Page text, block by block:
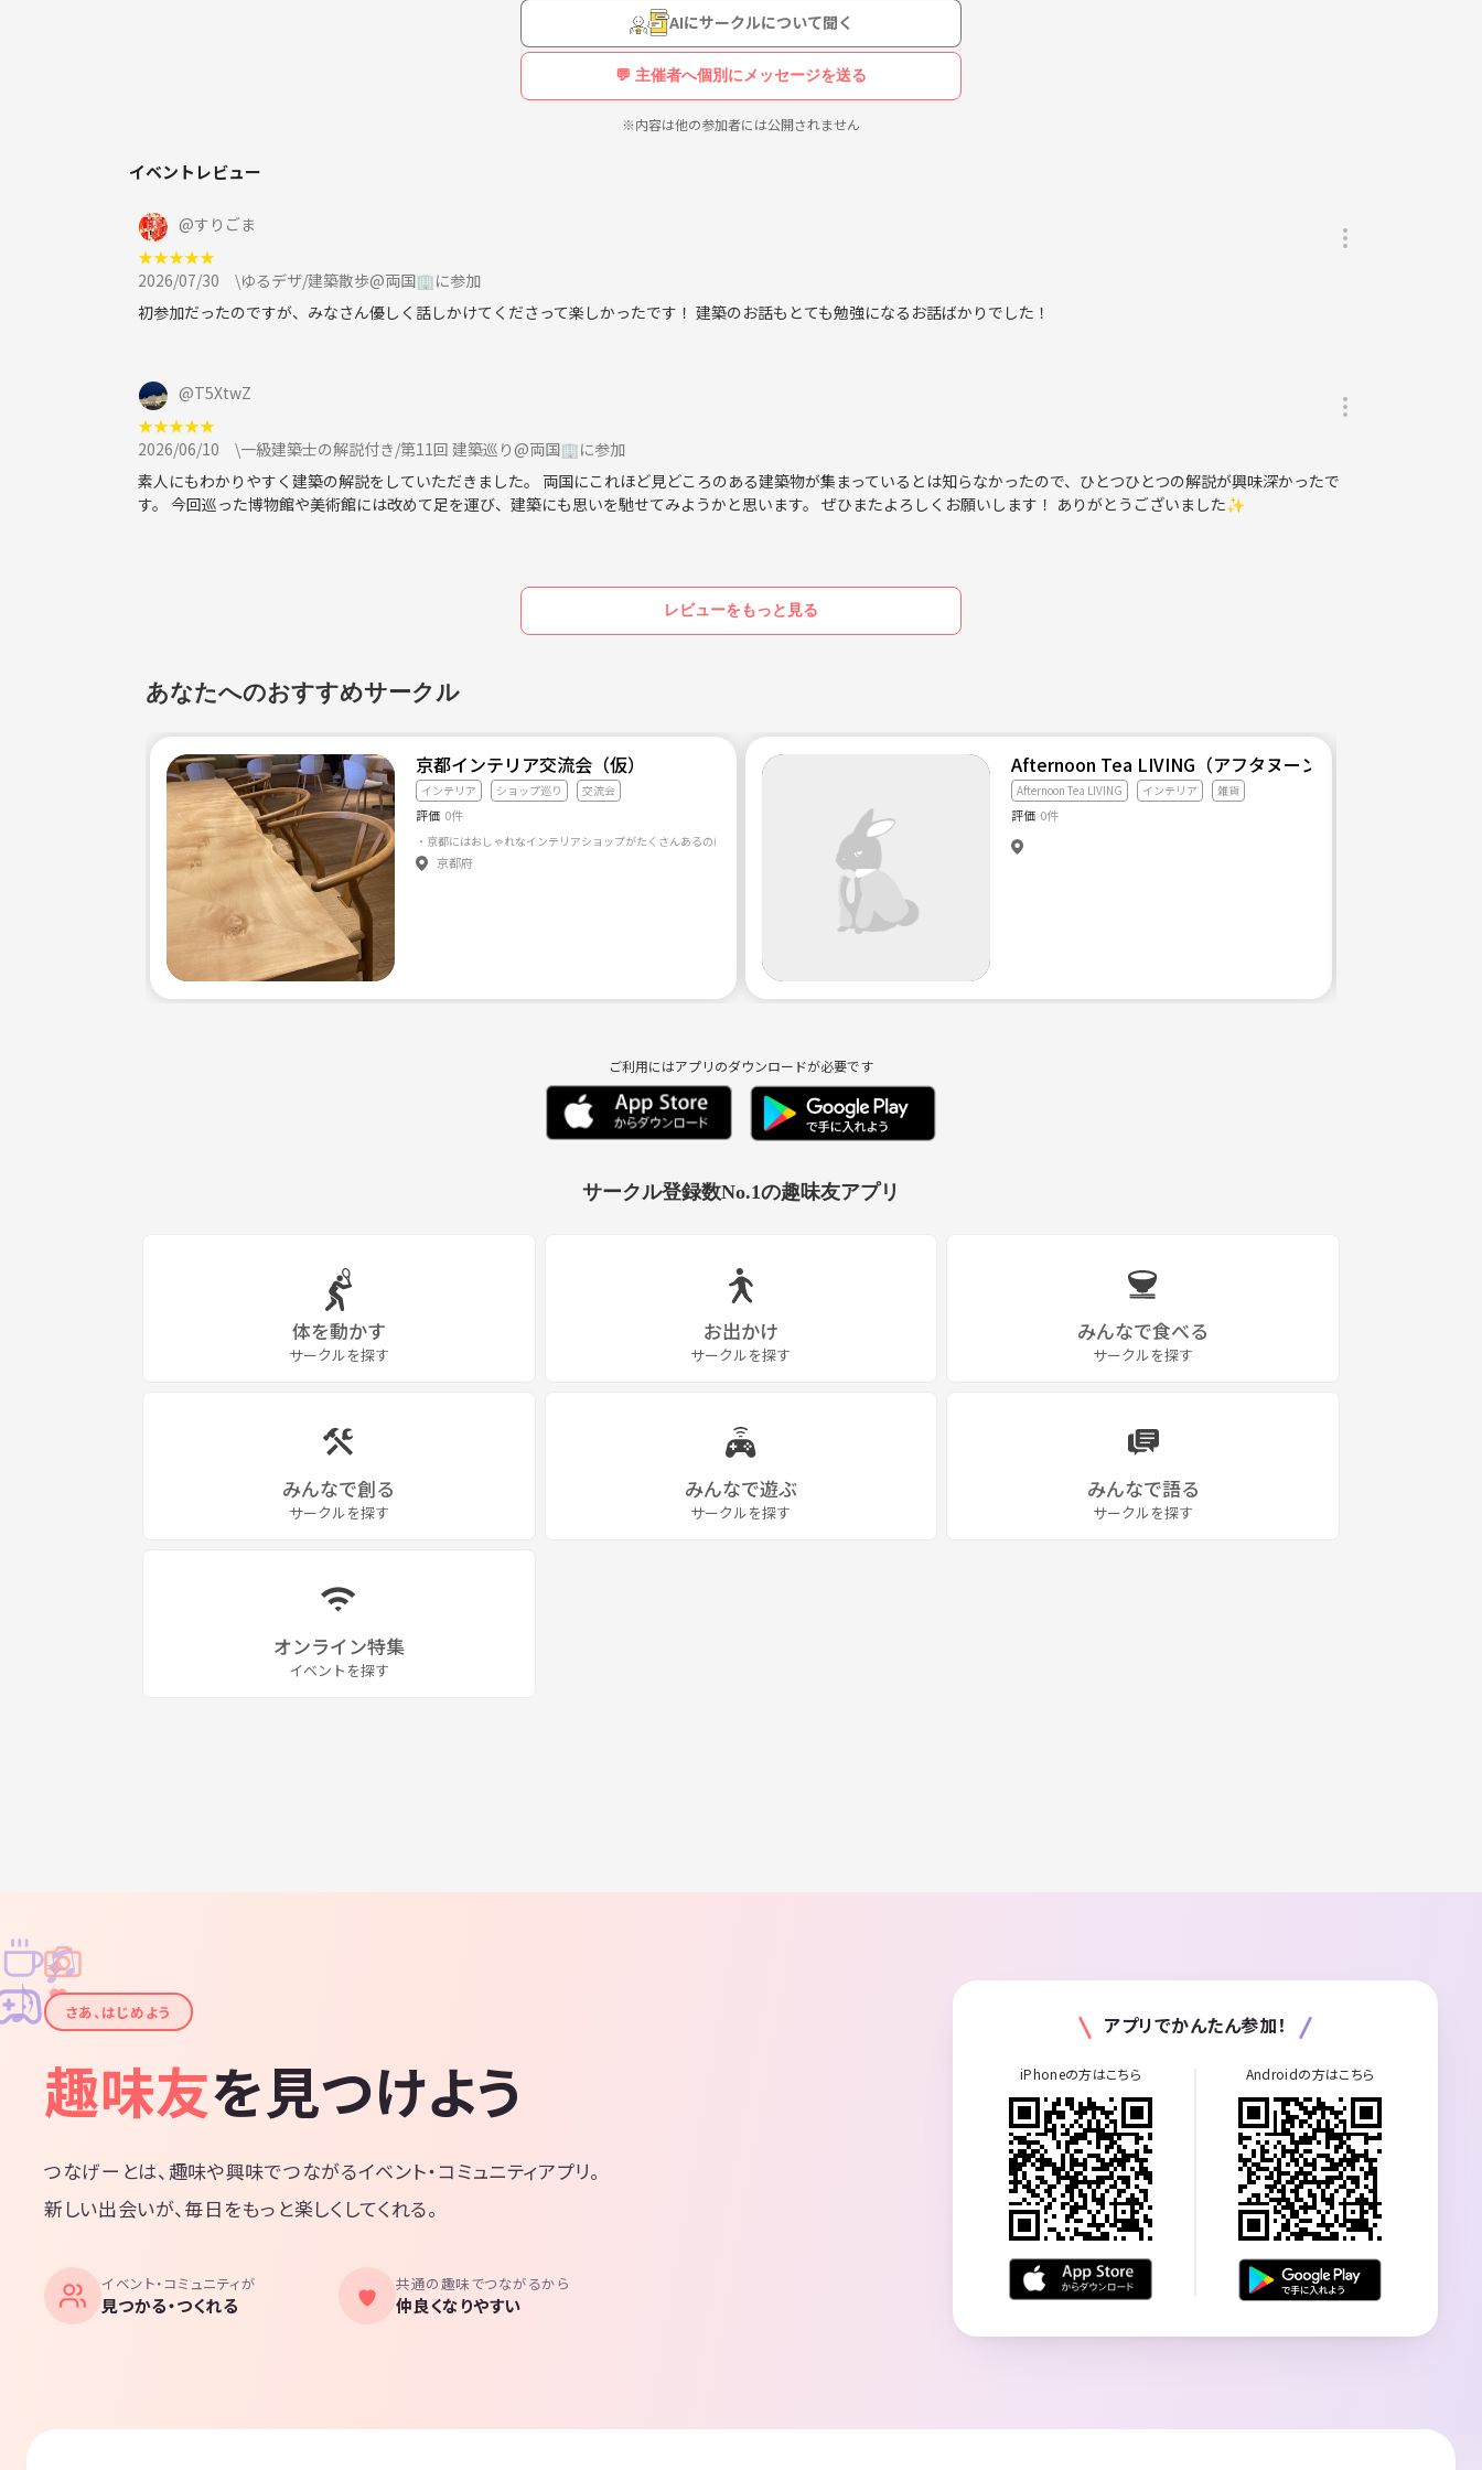
AIにサークルについて聞く
💬 主催者へ個別にメッセージを送る
※内容は他の参加者には公開されません
イベントレビュー
@すりごま
★★★★★
2026/07/30
\ゆるデザ/建築散歩@両国🏢に参加
初参加だったのですが、みなさん優しく話しかけてくださって楽しかったです！ 建築のお話もとても勉強になるお話ばかりでした！
@T5XtwZ
★★★★★
2026/06/10
\一級建築士の解説付き/第11回 建築巡り@両国🏢に参加
素人にもわかりやすく建築の解説をしていただきました。 両国にこれほど見どころのある建築物が集まっているとは知らなかったので、ひとつひとつの解説が興味深かったで
す。 今回巡った博物館や美術館には改めて足を運び、建築にも思いを馳せてみようかと思います。 ぜひまたよろしくお願いします！ ありがとうございました✨
レビューをもっと見る
あなたへのおすすめサークル
京都インテリア交流会（仮）
インテリア ショップ巡り 交流会
評価 0件
・京都にはおしゃれなインテリアショップがたくさんあるのに、他の人と共有できない、、、という思いから、作ってみました。インテリアショップを巡ったり、おしゃれなインテリアのお店でご飯を食べながら
京都府
Afternoon Tea LIVING（アフタヌーンティー・リビング）
Afternoon Tea LIVING インテリア 雑貨
評価 0件
ご利用にはアプリのダウンロードが必要です
サークル登録数No.1の趣味友アプリ
体を動かす
サークルを探す
お出かけ
サークルを探す
みんなで食べる
サークルを探す
みんなで創る
サークルを探す
みんなで遊ぶ
サークルを探す
みんなで語る
サークルを探す
オンライン特集
イベントを探す
✦
✦
✧
✧
♪
♫
さあ、はじめよう
趣味友を見つけよう
つなげーとは、趣味や興味でつながるイベント・コミュニティアプリ。
新しい出会いが、毎日をもっと楽しくしてくれる。
イベント・コミュニティが
見つかる・つくれる
共通の趣味でつながるから
仲良くなりやすい
アプリでかんたん参加！
iPhoneの方はこちら Androidの方はこちら